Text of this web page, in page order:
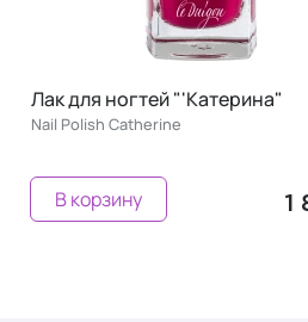
Лак для ногтей "'Катерина"
Nail Polish Сatherine
1
В корзину